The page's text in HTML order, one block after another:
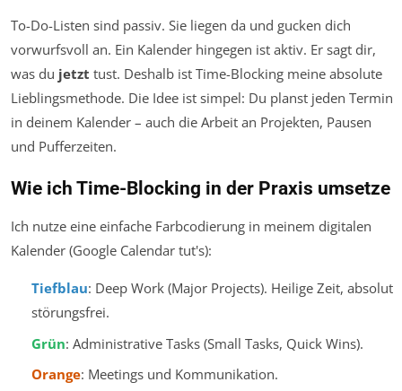
To-Do-Listen sind passiv. Sie liegen da und gucken dich
vorwurfsvoll an. Ein Kalender hingegen ist aktiv. Er sagt dir,
was du jetzt tust. Deshalb ist Time-Blocking meine absolute
Lieblingsmethode. Die Idee ist simpel: Du planst jeden Termin
in deinem Kalender – auch die Arbeit an Projekten, Pausen
und Pufferzeiten.
Wie ich Time-Blocking in der Praxis umsetze
Ich nutze eine einfache Farbcodierung in meinem digitalen
Kalender (Google Calendar tut's):
Tiefblau: Deep Work (Major Projects). Heilige Zeit, absolut
störungsfrei.
Grün: Administrative Tasks (Small Tasks, Quick Wins).
Orange: Meetings und Kommunikation.